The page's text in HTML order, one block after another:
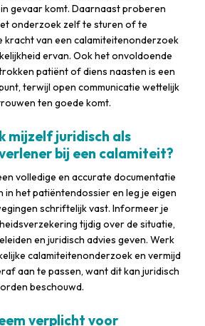
gevaar komt. Daarnaast proberen
onderzoek zelf te sturen of te
kracht van een calamiteitenonderzoek
ervan. Ook het onvoldoende
patiënt of diens naasten is een
terwijl open communicatie wettelijk
ten goede komt.
mijzelf juridisch als
bij een calamiteit?
volledige en accurate documentatie
in het patiëntendossier en leg je eigen
schriftelijk vast. Informeer je
tijdig over de situatie,
en juridisch advies geven. Werk
calamiteitenonderzoek en vermijd
aan te passen, want dit kan juridisch
beschouwd.
verplicht voor